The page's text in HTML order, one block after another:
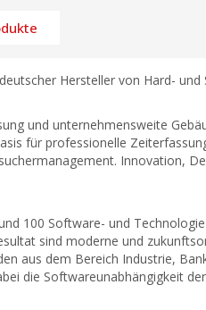
Hersteller von Hard-
und unternehmensweite
für professionelle
Innovation,
100 Software- und
sind moderne und
aus dem Bereich Industrie,
die Softwareunabhängigkeit